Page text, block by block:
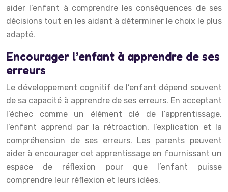
aider l’enfant à comprendre les conséquences de ses
décisions tout en les aidant à déterminer le choix le plus
adapté.
Encourager l’enfant à apprendre de ses
erreurs
Le développement cognitif de l’enfant dépend souvent
de sa capacité à apprendre de ses erreurs. En acceptant
l’échec comme un élément clé de l’apprentissage,
l’enfant apprend par la rétroaction, l’explication et la
compréhension de ses erreurs. Les parents peuvent
aider à encourager cet apprentissage en fournissant un
espace de réflexion pour que l’enfant puisse
comprendre leur réflexion et leurs idées.